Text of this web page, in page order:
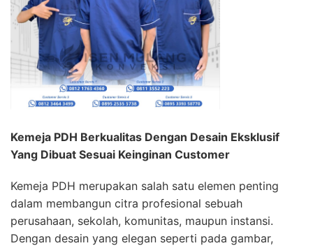
Kemeja PDH Berkualitas Dengan Desain Eksklusif
Yang Dibuat Sesuai Keinginan Customer
Kemeja PDH merupakan salah satu elemen penting
dalam membangun citra profesional sebuah
perusahaan, sekolah, komunitas, maupun instansi.
Dengan desain yang elegan seperti pada gambar,